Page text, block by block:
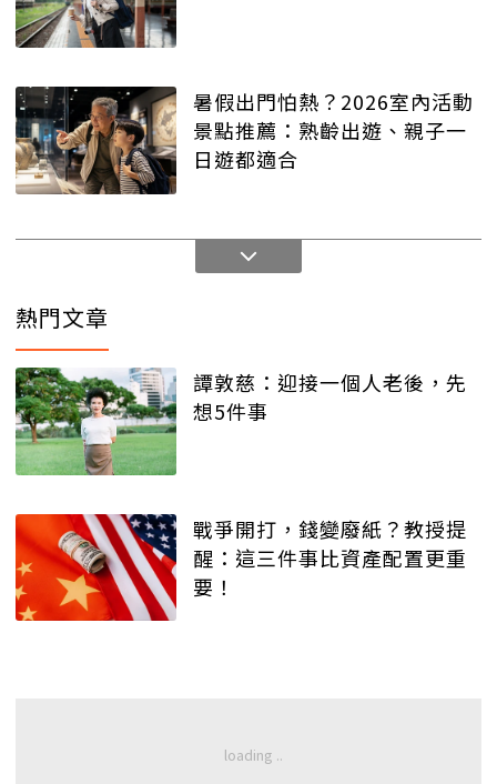
暑假出門怕熱？2026室內活動
景點推薦：熟齡出遊、親子一
日遊都適合
熱門文章
譚敦慈：迎接一個人老後，先
想5件事
戰爭開打，錢變廢紙？教授提
醒：這三件事比資產配置更重
要！